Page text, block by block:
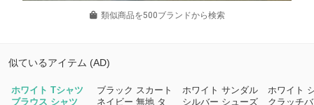
類似商品を500ブランドから検索